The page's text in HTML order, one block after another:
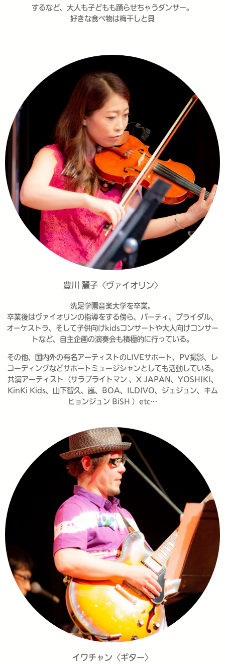
するなど、大人も子どもも踊らせちゃうダンサー。
好きな食べ物は梅干しと貝
豊川 麗子〈ヴァイオリン〉
洗足学園音楽大学を卒業。​
卒業後はヴァイオリンの指導をする傍ら、パーティ、ブライダル、
オーケストラ、そして子供向けkidsコンサートや大人向けコンサー
トなど、自主企画の演奏会も積極的に行っている。​
その他、国内外の有名アーティストのLIVEサポート、PV撮影、レ
コーディングなどサポートミュージシャンとしても活動している。
共演アーティスト（サラブライトマン 、X JAPAN、YOSHIKI、
KinKi Kids、山下智久、嵐、BOA、ILDIVO、ジェジュン、キム
ヒョンジュン BiSH ）etc…​
イワチャン〈ギター〉